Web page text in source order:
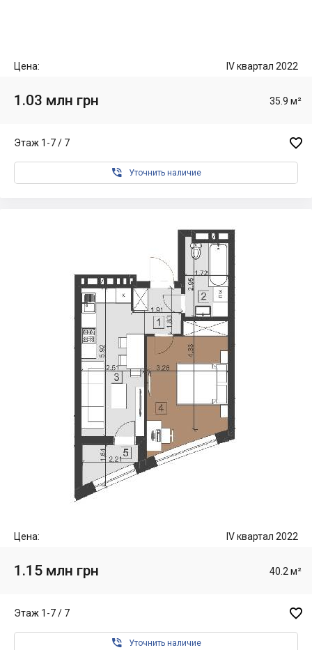
Цена: IV квартал 2022
1.03 млн грн 35.9 м²
Этаж 1-7 / 7 
 Уточнить наличие
Цена: IV квартал 2022
1.15 млн грн 40.2 м²
Этаж 1-7 / 7 
 Уточнить наличие